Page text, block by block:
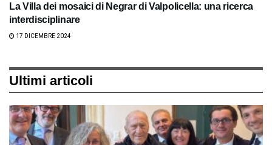
La Villa dei mosaici di Negrar di Valpolicella: una ricerca
interdisciplinare
17 DICEMBRE 2024
Ultimi articoli